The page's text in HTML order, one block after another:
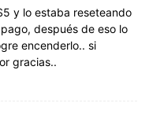
y lo estaba reseteando
después de eso lo
encenderlo.. si
gracias..